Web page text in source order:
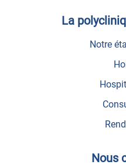
La
Notre
Nous